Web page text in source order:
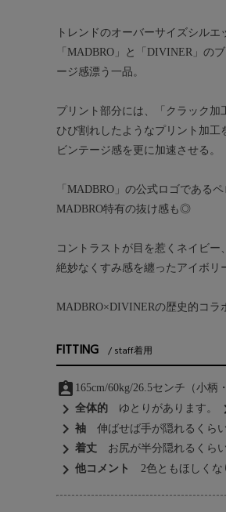
トレンドのオーバーサイズシルエ
「MADBRO」と「DIVINER」の
ージ感漂う一品。
プリント部分には、「クラック加
ひび割れしたようなプリント加工
ビンテージ感を更に加速させる。
「MADBRO」の公式ロゴである
MADBRO特有の抜け感も◎
コントラストが目を惹くネイビー、
絶妙なくすみ感を纏ったアイボリ
MADBRO×DIVINERの歴史的コラ
FITTING staff着用
assignment_ind 165cm/60kg/26.5センチ（小柄
chevron_right 全体的 ゆとりがあります。
chevron_right 袖 伸ばせば手が隠れるくらい
chevron_right 着丈 お尻が半分隠れるくらい
chevron_right 他コメント 2色ともほしくな